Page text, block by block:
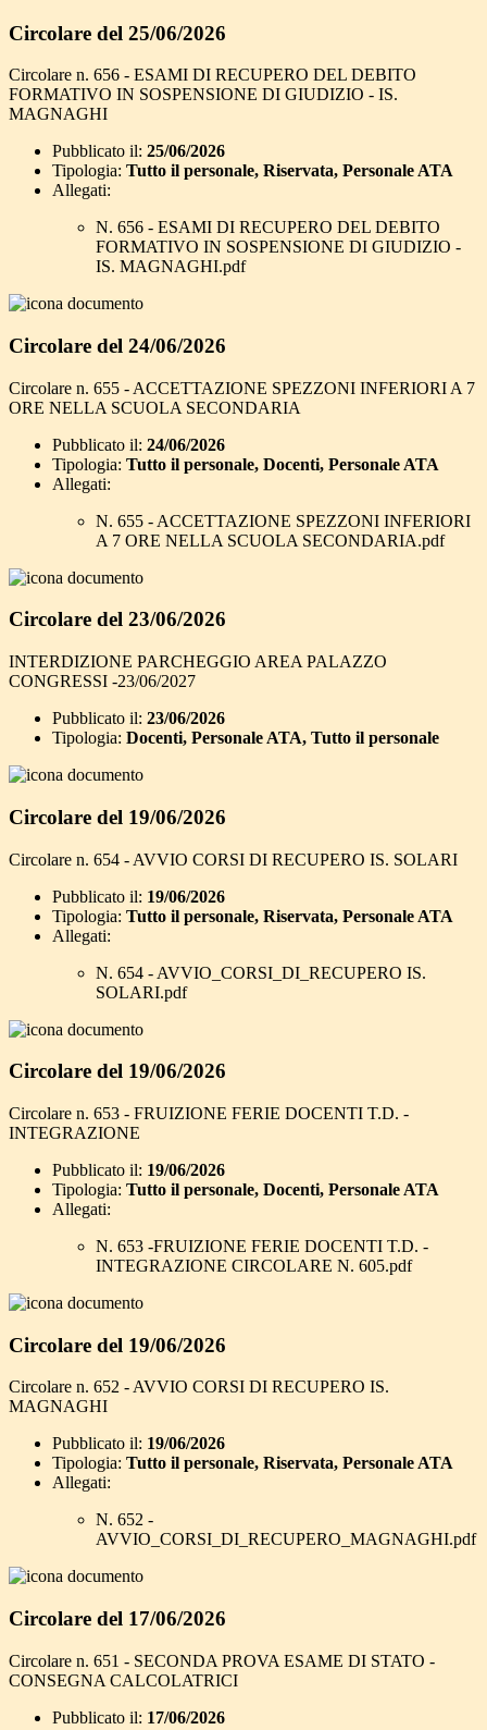
Circolare del 25/06/2026
Circolare n. 656 - ESAMI DI RECUPERO DEL DEBITO
FORMATIVO IN SOSPENSIONE DI GIUDIZIO - IS.
MAGNAGHI
Pubblicato il: 25/06/2026
Tipologia: Tutto il personale, Riservata, Personale ATA
Allegati:
N. 656 - ESAMI DI RECUPERO DEL DEBITO
FORMATIVO IN SOSPENSIONE DI GIUDIZIO -
IS. MAGNAGHI.pdf
Circolare del 24/06/2026
Circolare n. 655 - ACCETTAZIONE SPEZZONI INFERIORI A 7
ORE NELLA SCUOLA SECONDARIA
Pubblicato il: 24/06/2026
Tipologia: Tutto il personale, Docenti, Personale ATA
Allegati:
N. 655 - ACCETTAZIONE SPEZZONI INFERIORI
A 7 ORE NELLA SCUOLA SECONDARIA.pdf
Circolare del 23/06/2026
INTERDIZIONE PARCHEGGIO AREA PALAZZO
CONGRESSI -23/06/2027
Pubblicato il: 23/06/2026
Tipologia: Docenti, Personale ATA, Tutto il personale
Circolare del 19/06/2026
Circolare n. 654 - AVVIO CORSI DI RECUPERO IS. SOLARI
Pubblicato il: 19/06/2026
Tipologia: Tutto il personale, Riservata, Personale ATA
Allegati:
N. 654 - AVVIO_CORSI_DI_RECUPERO IS.
SOLARI.pdf
Circolare del 19/06/2026
Circolare n. 653 - FRUIZIONE FERIE DOCENTI T.D. -
INTEGRAZIONE
Pubblicato il: 19/06/2026
Tipologia: Tutto il personale, Docenti, Personale ATA
Allegati:
N. 653 -FRUIZIONE FERIE DOCENTI T.D. -
INTEGRAZIONE CIRCOLARE N. 605.pdf
Circolare del 19/06/2026
Circolare n. 652 - AVVIO CORSI DI RECUPERO IS.
MAGNAGHI
Pubblicato il: 19/06/2026
Tipologia: Tutto il personale, Riservata, Personale ATA
Allegati:
N. 652 -
AVVIO_CORSI_DI_RECUPERO_MAGNAGHI.pdf
Circolare del 17/06/2026
Circolare n. 651 - SECONDA PROVA ESAME DI STATO -
CONSEGNA CALCOLATRICI
Pubblicato il: 17/06/2026